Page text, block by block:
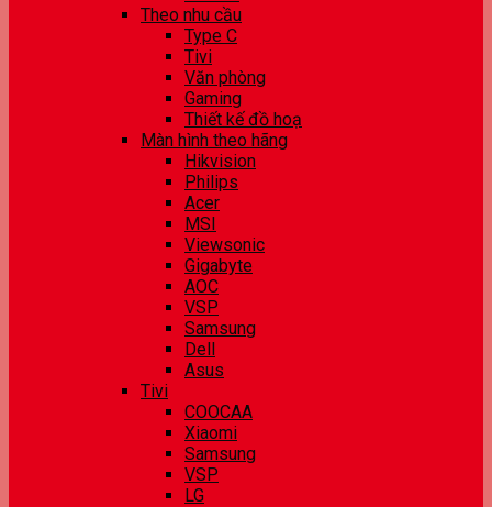
Theo nhu cầu
Type C
Tivi
Văn phòng
Gaming
Thiết kế đồ hoạ
Màn hình theo hãng
Hikvision
Philips
Acer
MSI
Viewsonic
Gigabyte
AOC
VSP
Samsung
Dell
Asus
Tivi
COOCAA
Xiaomi
Samsung
VSP
LG